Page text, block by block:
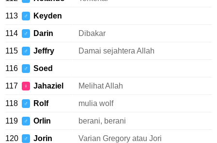
113 ♂ Keyden
114 ♂ Darin Dibakar
115 ♂ Jeffry Damai sejahtera Allah
116 ♂ Soed
117 ♀ Jahaziel Melihat Allah
118 ♂ Rolf mulia wolf
119 ♂ Orlin berani, berani
120 ♂ Jorin Varian Gregory atau Jori